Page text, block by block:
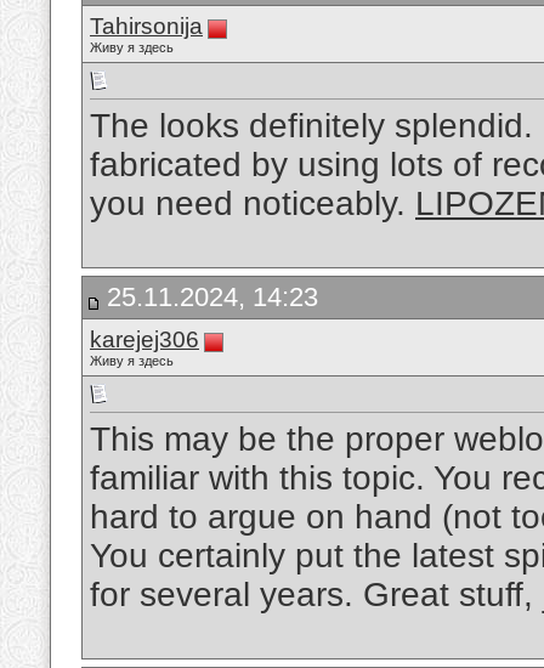
Tahirsonija
Живу я здесь
The looks definitely
fabricated by using lots of
you need noticeably.
25.11.2024, 14:23
karejej306
Живу я здесь
This may be the proper
familiar with this topic. You
hard to argue on hand (not
You certainly put the latest
for several years. Great